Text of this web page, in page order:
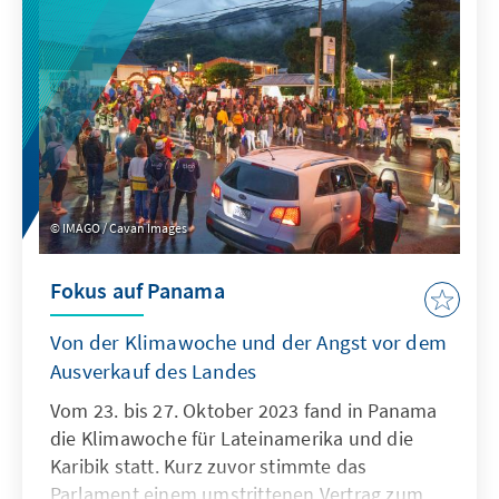
Schuldenbremse eingehalten werden. Die
divergierenden Interessen der drei
Koalitionspartner unterlagen somit keiner
Budgetrestriktion mehr, für alles war auf
einmal Geld da – und dank der
Kreditermächtigungen „auf Vorrat“ bis über
die nächste Bundestagswahl hinaus. Doch
aus „win-win“ wurde durch das Urteil des
Bundesverfassungsgerichts am 15. November
Nachtragshaushalt sei „mit dem Grundgesetz
unvereinbar und nichtig“[1], die Umwidmung
der Mittel damit verfassungswidrig.
IMAGO / Cavan Images
Fokus auf Panama
Von der Klimawoche und der Angst vor dem
Ausverkauf des Landes
Vom 23. bis 27. Oktober 2023 fand in Panama
die Klimawoche für Lateinamerika und die
Karibik statt. Kurz zuvor stimmte das